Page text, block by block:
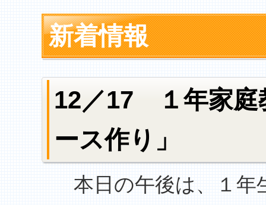
新着情報
12／17 １年家庭
ース作り」
本日の午後は、１年